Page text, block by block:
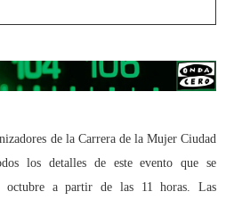
de la Carrera de la Mujer Ciudad
los detalles de este evento que se
a partir de las 11 horas. Las